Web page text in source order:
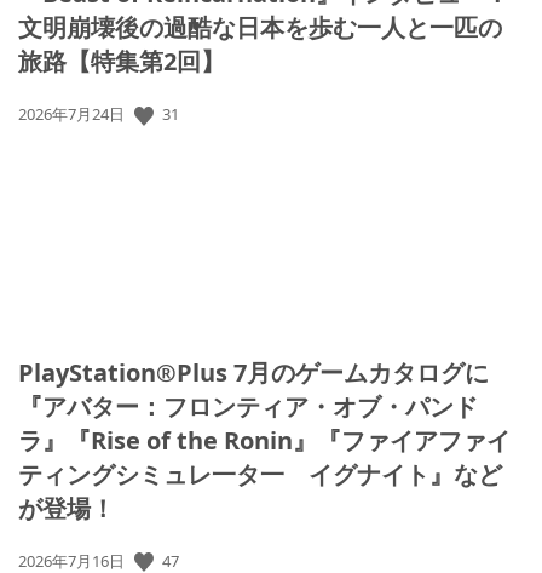
文明崩壊後の過酷な日本を歩む一人と一匹の
旅路【特集第2回】
公
2026年7月24日 31
PlayStation®Plus 7月のゲームカタログに
『アバター：フロンティア・オブ・パンド
ラ』『Rise of the Ronin』『ファイアファイ
ティングシミュレ一タ一 イグナイト』など
が登場！
公
2026年7月16日 47